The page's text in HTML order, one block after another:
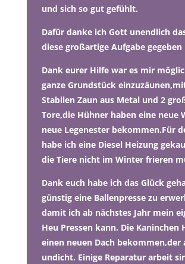
und sich so gut gefühlt.
Dafür danke ich Gott unendlich
diese großartige Aufgabe gegeben
Dank eurer Hilfe war es mir
ganze Grundstück
Stabilen Zaun aus Metal und 2
Tore,die Hühner haben eine neue
neue Legenester bekommen.Für
habe ich eine Diesel Heizung
die Tiere nicht im Winter frieren
Dank euch habe ich das Glück
günstig eine Ballenpresse zu
damit ich ab nächstes Jahr mein
Heu Pressen kann. Die Kaninchen
einen neuen Dach bekommen,der
undicht. Einige Reparatur arbeit